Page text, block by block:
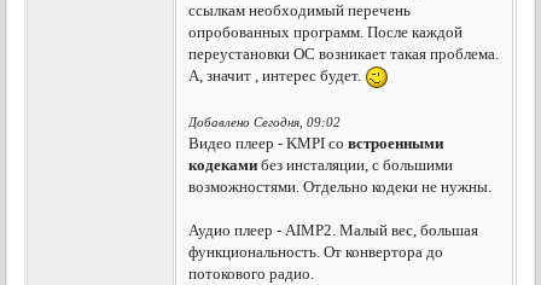
ссылкам необходимый перечень
опробованных программ. После каждой
переустановки ОС возникает такая проблема.
А, значит , интерес будет.
Добавлено Сегодня, 09:02
Видео плеер - KMPI совстроенными
кодекамибез инсталяции, с большими
возможностями. Отдельно кодеки не нужны.
Аудио плеер - АIMP2. Малый вес, большая
функциональность. От конвертора до
потокового радио.